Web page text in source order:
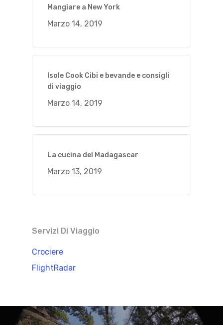
Mangiare a New York
Marzo 14, 2019
Isole Cook Cibi e bevande e consigli
di viaggio
Marzo 14, 2019
La cucina del Madagascar
Marzo 13, 2019
Servizi Di Viaggio
Crociere
FlightRadar